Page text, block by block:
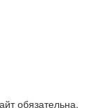
обязательна.